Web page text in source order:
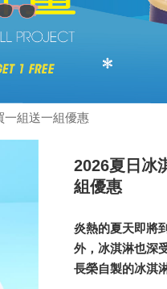
一組送一組優惠
2026夏日冰
組優惠
炎熱的夏天即將
外，冰淇淋也深
長榮自製的冰淇